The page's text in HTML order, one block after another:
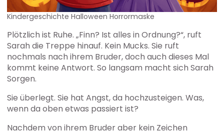
Kindergeschichte Halloween Horrormaske
Plötzlich ist Ruhe. „Finn? Ist alles in Ordnung?“, ruft
Sarah die Treppe hinauf. Kein Mucks. Sie ruft
nochmals nach ihrem Bruder, doch auch dieses Mal
kommt keine Antwort. So langsam macht sich Sarah
Sorgen.
Sie überlegt. Sie hat Angst, da hochzusteigen. Was,
wenn da oben etwas passiert ist?
Nachdem von ihrem Bruder aber kein Zeichen